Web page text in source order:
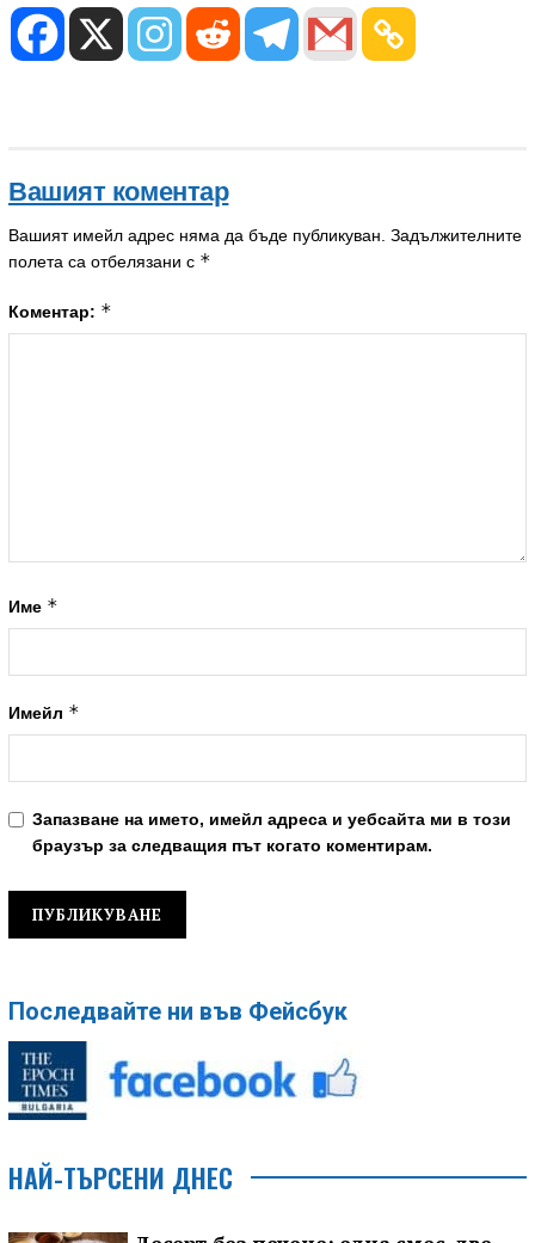
Вашият коментар
Вашият имейл адрес няма да бъде публикуван. Задължителните
полета са отбелязани с *
Коментар: *
Име *
Имейл *
Запазване на името, имейл адреса и уебсайта ми в този
браузър за следващия път когато коментирам.
Последвайте ни във Фейсбук
НАЙ-ТЪРСЕНИ ДНЕС